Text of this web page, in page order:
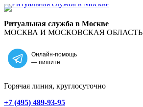
Главная
Ритуальная служба в Москве
МОСКВА И МОСКОВСКАЯ ОБЛАСТЬ
Онлайн-помощь
— пишите
Горячая линия, круглосуточно
+7 (495) 489-93-95